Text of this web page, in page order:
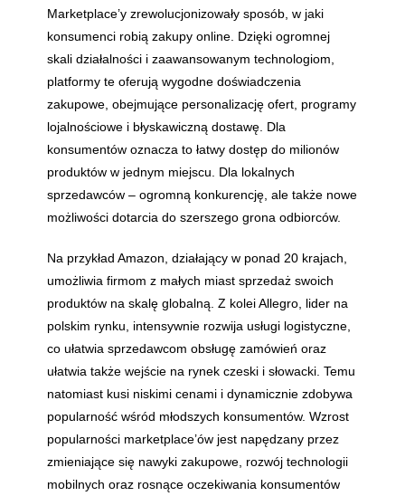
Marketplace’y zrewolucjonizowały sposób, w jaki
konsumenci robią zakupy online. Dzięki ogromnej
skali działalności i zaawansowanym technologiom,
platformy te oferują wygodne doświadczenia
zakupowe, obejmujące personalizację ofert, programy
lojalnościowe i błyskawiczną dostawę. Dla
konsumentów oznacza to łatwy dostęp do milionów
produktów w jednym miejscu. Dla lokalnych
sprzedawców – ogromną konkurencję, ale także nowe
możliwości dotarcia do szerszego grona odbiorców.
Na przykład Amazon, działający w ponad 20 krajach,
umożliwia firmom z małych miast sprzedaż swoich
produktów na skalę globalną. Z kolei Allegro, lider na
polskim rynku, intensywnie rozwija usługi logistyczne,
co ułatwia sprzedawcom obsługę zamówień oraz
ułatwia także wejście na rynek czeski i słowacki. Temu
natomiast kusi niskimi cenami i dynamicznie zdobywa
popularność wśród młodszych konsumentów. Wzrost
popularności marketplace’ów jest napędzany przez
zmieniające się nawyki zakupowe, rozwój technologii
mobilnych oraz rosnące oczekiwania konsumentów